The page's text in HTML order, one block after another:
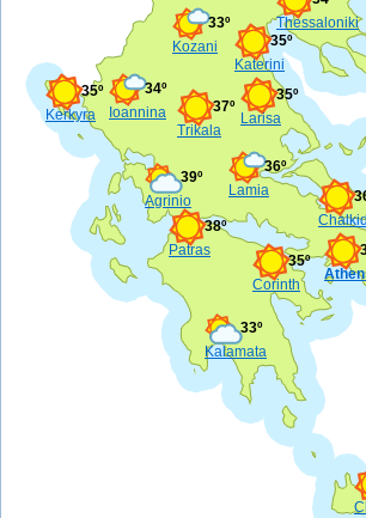
Thessaloniki
Patras
38º
Larisa
35º
Ioannina
34º
Katerini
35º
Kalamata
33º
Trikala
37º
Lamia
36º
Kozani
33º
Agrinio
39º
Corinth
35º
Kerkyra
35º